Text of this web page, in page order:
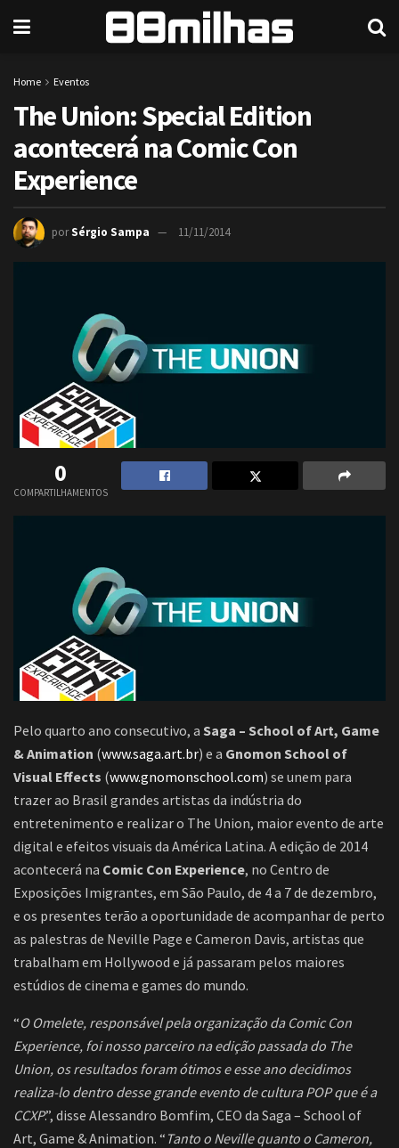
Home Eventos
The Union: Special Edition
acontecerá na Comic Con
Experience
porSérgio Sampa 11/11/2014
0
COMPARTILHAMENTOS
Pelo quarto ano consecutivo, a Saga – School of Art, Game
& Animation (www.saga.art.br) e a Gnomon School of
Visual Effects (www.gnomonschool.com) se unem para
trazer ao Brasil grandes artistas da indústria do
entretenimento e realizar o The Union, maior evento de arte
digital e efeitos visuais da América Latina. A edição de 2014
acontecerá na Comic Con Experience, no Centro de
Exposições Imigrantes, em São Paulo, de 4 a 7 de dezembro,
e os presentes terão a oportunidade de acompanhar de perto
as palestras de Neville Page e Cameron Davis, artistas que
trabalham em Hollywood e já passaram pelos maiores
estúdios de cinema e games do mundo.
“O Omelete, responsável pela organização da Comic Con
Experience, foi nosso parceiro na edição passada do The
Union, os resultados foram ótimos e esse ano decidimos
realiza-lo dentro desse grande evento de cultura POP que é a
CCXP.”, disse Alessandro Bomfim, CEO da Saga – School of
Art, Game & Animation. “ Tanto o Neville quanto o Cameron,